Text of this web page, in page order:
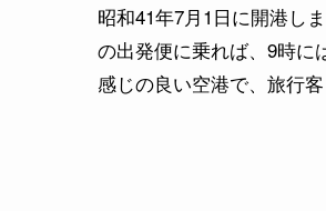
昭和41年7月1日に開港し
の出発便に乗れば、9時に
感じの良い空港で、旅行